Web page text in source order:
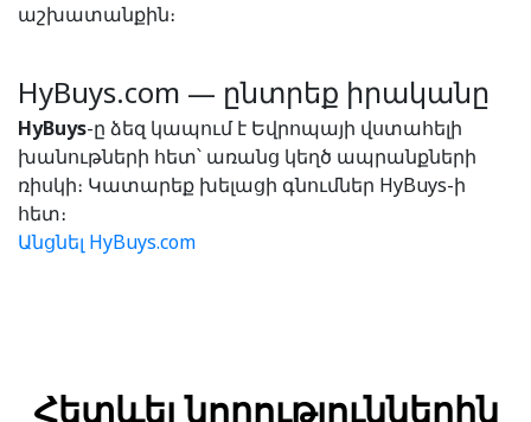
աշխատանքին։
HyBuys.com — ընտրեք իրականը
HyBuys-ը ձեզ կապում է Եվրոպայի վստահելի
խանութների հետ՝ առանց կեղծ ապրանքների
ռիսկի։ Կատարեք խելացի գնումներ HyBuys-ի
հետ։
Անցնել HyBuys.com
Հետևել նորություններին